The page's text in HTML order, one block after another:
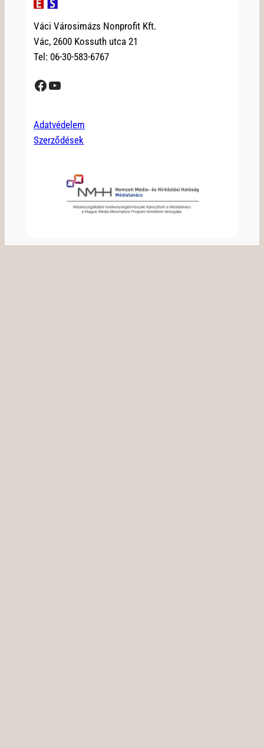
Váci Városimázs Nonprofit Kft.
Vác, 2600 Kossuth utca 21
Tel: 06-30-583-6767
Facebook YouTube
Adatvédelem
Szerződések